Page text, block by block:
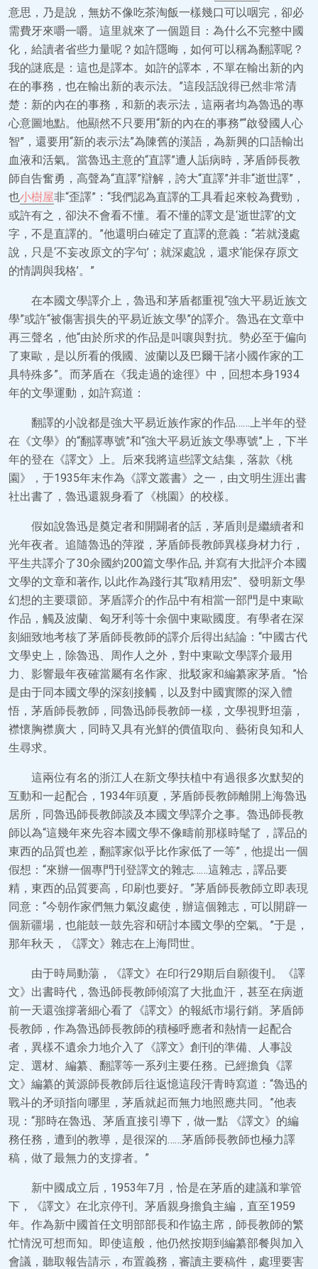
意思，乃是說，無妨不像吃茶淘飯一樣幾口可以咽完，卻必
需費牙來嚼一嚼。這里就來了一個題目：為什么不完整中國
化，給讀者省些力量呢？如許隱晦，如何可以稱為翻譯呢？
我的謎底是：這也是譯本。如許的譯本，不單在輸出新的內
在的事務，也在輸出新的表示法。”這段話說得已然非常清
楚：新的內在的事務，和新的表示法，這兩者均為魯迅的專
心意圖地點。他顯然不只要用“新的內在的事務”“啟發國人心
智”，還要用“新的表示法”為陳舊的漢語，為新興的口語輸出
血液和活氣。當魯迅主意的“直譯”遭人詬病時，茅盾師長教
師自告奮勇，高聲為“直譯”辯解，誇大“直譯”并非“逝世譯”，
也小樹屋非“歪譯”：“我們認為直譯的工具看起來較為費勁，
或許有之，卻決不會看不懂。看不懂的譯文是‘逝世譯’的文
字，不是直譯的。”他還明白確定了直譯的意義：“若就淺處
說，只是‘不妄改原文的字句’；就深處說，還求‘能保存原文
的情調與我格’。”
在本國文學譯介上，魯迅和茅盾都重視“強大平易近族文
學”或許“被傷害損失的平易近族文學”的譯介。魯迅在文章中
再三聲名，他“由於所求的作品是叫嚷與對抗。勢必至于偏向
了東歐，是以所看的俄國、波蘭以及巴爾干諸小國作家的工
具特殊多”。而茅盾在《我走過的途徑》中，回想本身1934
年的文學運動，如許寫道：
翻譯的小說都是強大平易近族作家的作品……上半年的登
在《文學》的“翻譯專號”和“強大平易近族文學專號”上，下半
年的登在《譯文》上。后來我將這些譯文結集，落款《桃
園》，于1935年末作為《譯文叢書》之一，由文明生涯出書
社出書了，魯迅還親身看了《桃園》的校樣。
假如說魯迅是奠定者和開闢者的話，茅盾則是繼續者和
光年夜者。追隨魯迅的萍蹤，茅盾師長教師異樣身材力行，
平生共譯介了30余國約200篇文學作品, 并寫有大批評介本國
文學的文章和著作, 以此作為踐行其“取精用宏”、發明新文學
幻想的主要環節。茅盾譯介的作品中有相當一部門是中東歐
作品，觸及波蘭、匈牙利等十余個中東歐國度。有學者在深
刻細致地考核了茅盾師長教師的譯介后得出結論：“中國古代
文學史上，除魯迅、周作人之外，對中東歐文學譯介最用
力、影響最年夜確當屬有名作家、批駁家和編纂家茅盾。”恰
是由于同本國文學的深刻接觸，以及對中國實際的深入體
悟，茅盾師長教師，同魯迅師長教師一樣，文學視野坦蕩，
襟懷胸襟廣大，同時又具有光鮮的價值取向、藝術良知和人
生尋求。
這兩位有名的浙江人在新文學扶植中有過很多次默契的
互動和一起配合，1934年頭夏，茅盾師長教師離開上海魯迅
居所，同魯迅師長教師談及本國文學譯介之事。魯迅師長教
師以為“這幾年來先容本國文學不像疇前那樣時髦了，譯品的
東西的品質也差，翻譯家似乎比作家低了一等”，他提出一個
假想：“來辦一個專門刊登譯文的雜志……這雜志，譯品要
精，東西的品質要高，印刷也要好。”茅盾師長教師立即表現
同意：“今朝作家們無力氣沒處使，辦這個雜志，可以開辟一
個新疆場，也能鼓一鼓先容和研討本國文學的空氣。”于是，
那年秋天，《譯文》雜志在上海問世。
由于時局動蕩，《譯文》在印行29期后自願復刊。《譯
文》出書時代，魯迅師長教師傾瀉了大批血汗，甚至在病逝
前一天還強撐著細心看了《譯文》的報紙市場行銷。茅盾師
長教師，作為魯迅師長教師的積極呼應者和熱情一起配合
者，異樣不遺余力地介入了《譯文》創刊的準備、人事設
定、選材、編纂、翻譯等一系列主要任務。已經擔負《譯
文》編纂的黃源師長教師后往返憶這段汗青時寫道：“魯迅的
戰斗的矛頭指向哪里，茅盾就起而無力地照應共同。”他表
現：“那時在魯迅、茅盾直接引導下，做一點 《譯文》的編
務任務，遭到的教導，是很深的……茅盾師長教師也極力譯
稿，做了最無力的支撐者。”
新中國成立后，1953年7月，恰是在茅盾的建議和掌管
下，《譯文》在北京停刊。茅盾親身擔負主編，直至1959
年。作為新中國首任文明部部長和作協主席，師長教師的繁
忙情況可想而知。即使這般，他仍然按期到編纂部餐與加入
會議，聽取報告請示，布置義務，審讀主要稿件，處理要害